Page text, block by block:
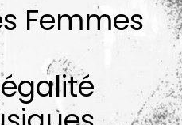
Femmes